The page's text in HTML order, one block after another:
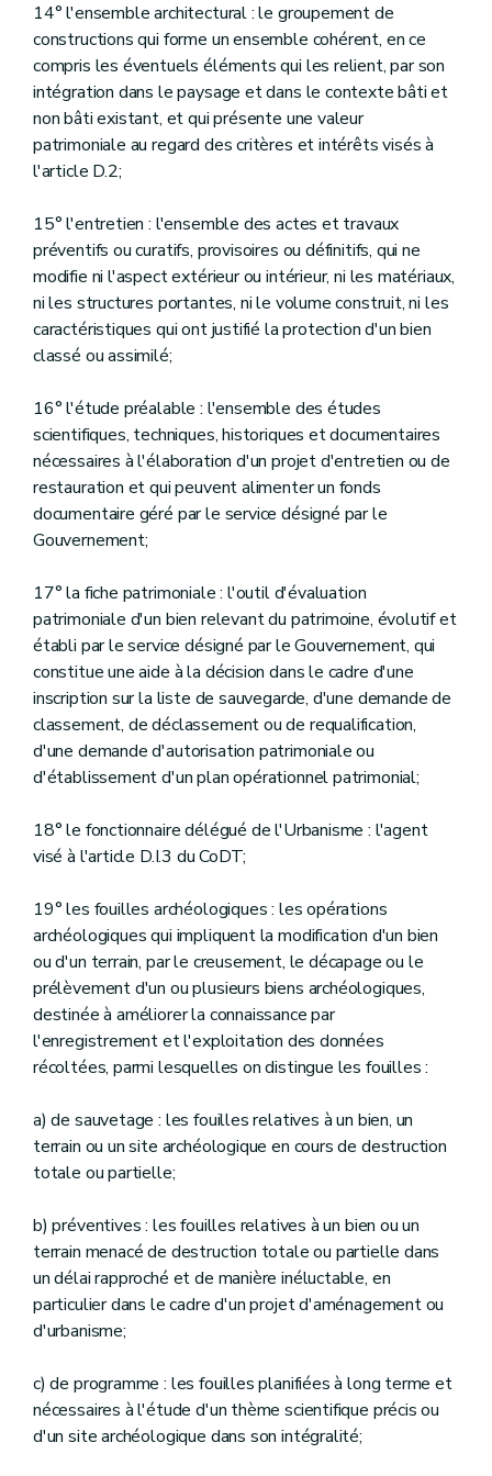
14° l'ensemble architectural : le groupement de
constructions qui forme un ensemble cohérent, en ce
compris les éventuels éléments qui les relient, par son
intégration dans le paysage et dans le contexte bâti et
non bâti existant, et qui présente une valeur
patrimoniale au regard des critères et intérêts visés à
l'article D.2;
15° l'entretien : l'ensemble des actes et travaux
préventifs ou curatifs, provisoires ou définitifs, qui ne
modifie ni l'aspect extérieur ou intérieur, ni les matériaux,
ni les structures portantes, ni le volume construit, ni les
caractéristiques qui ont justifié la protection d'un bien
classé ou assimilé;
16° l'étude préalable : l'ensemble des études
scientifiques, techniques, historiques et documentaires
nécessaires à l'élaboration d'un projet d'entretien ou de
restauration et qui peuvent alimenter un fonds
documentaire géré par le service désigné par le
Gouvernement;
17° la fiche patrimoniale : l'outil d'évaluation
patrimoniale d'un bien relevant du patrimoine, évolutif et
établi par le service désigné par le Gouvernement, qui
constitue une aide à la décision dans le cadre d'une
inscription sur la liste de sauvegarde, d'une demande de
classement, de déclassement ou de requalification,
d'une demande d'autorisation patrimoniale ou
d'établissement d'un plan opérationnel patrimonial;
18° le fonctionnaire délégué de l'Urbanisme : l'agent
visé à l'article D.I.3 du CoDT;
19° les fouilles archéologiques : les opérations
archéologiques qui impliquent la modification d'un bien
ou d'un terrain, par le creusement, le décapage ou le
prélèvement d'un ou plusieurs biens archéologiques,
destinée à améliorer la connaissance par
l'enregistrement et l'exploitation des données
récoltées, parmi lesquelles on distingue les fouilles :
a) de sauvetage : les fouilles relatives à un bien, un
terrain ou un site archéologique en cours de destruction
totale ou partielle;
b) préventives : les fouilles relatives à un bien ou un
terrain menacé de destruction totale ou partielle dans
un délai rapproché et de manière inéluctable, en
particulier dans le cadre d'un projet d'aménagement ou
d'urbanisme;
c) de programme : les fouilles planifiées à long terme et
nécessaires à l'étude d'un thème scientifique précis ou
d'un site archéologique dans son intégralité;